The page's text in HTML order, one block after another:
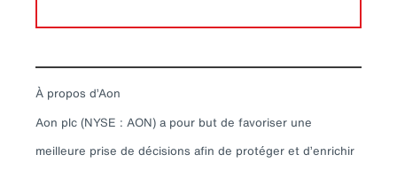
À propos d’Aon
Aon plc (NYSE : AON) a pour but de favoriser une
meilleure prise de décisions afin de protéger et d’enrichir